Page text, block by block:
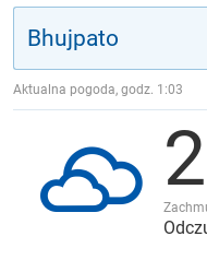
Aktualna pogoda, godz. 1:03